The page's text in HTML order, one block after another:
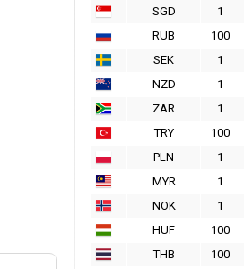
SGD
1
RUB
100
SEK
1
NZD
1
ZAR
1
TRY
100
PLN
1
MYR
1
NOK
1
HUF
100
THB
100